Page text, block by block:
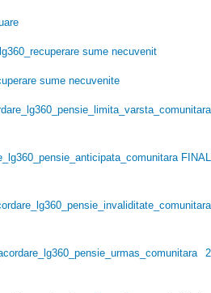
sume necuvenit
sume necuvenite
FINAL
2